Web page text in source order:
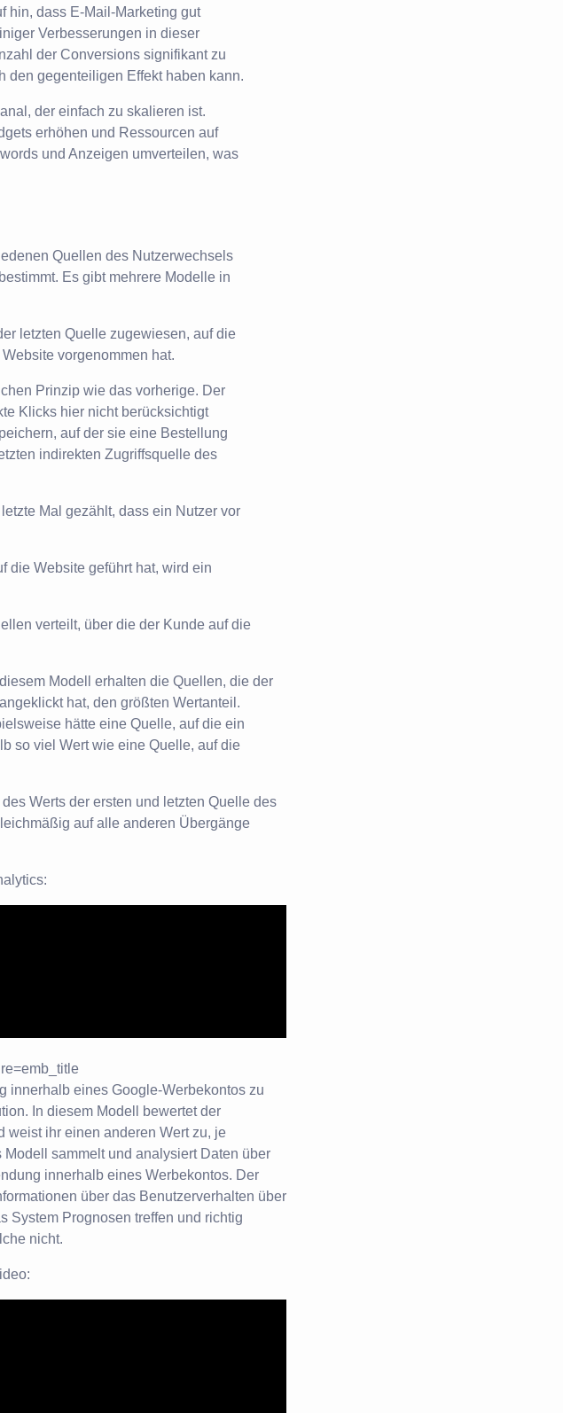
hin, dass E-Mail-Marketing gut
Verbesserungen in dieser
der Conversions signifikant zu
den gegenteiligen Effekt haben kann.
der einfach zu skalieren ist.
erhöhen und Ressourcen auf
und Anzeigen umverteilen, was
Quellen des Nutzerwechsels
Es gibt mehrere Modelle in
letzten Quelle zugewiesen, auf die
vorgenommen hat.
Prinzip wie das vorherige. Der
Klicks hier nicht berücksichtigt
auf der sie eine Bestellung
indirekten Zugriffsquelle des
Mal gezählt, dass ein Nutzer vor
die Website geführt hat, wird ein
verteilt, über die der Kunde auf die
Modell erhalten die Quellen, die der
hat, den größten Wertanteil.
hätte eine Quelle, auf die ein
so viel Wert wie eine Quelle, auf die
Werts der ersten und letzten Quelle des
auf alle anderen Übergänge
innerhalb eines Google-Werbekontos zu
In diesem Modell bewertet der
weist ihr einen anderen Wert zu, je
sammelt und analysiert Daten über
innerhalb eines Werbekontos. Der
über das Benutzerverhalten über
System Prognosen treffen und richtig
nicht.